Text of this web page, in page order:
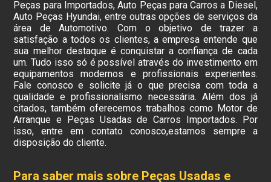
Peças para Importados, Auto Peças para Carros a Diesel,
Auto Peças Hyundai, entre outras opções de serviços da
área de Automotivo. Com o objetivo de trazer a
satisfação a todos os clientes, a empresa entende que
sua melhor destaque é conquistar a confiança de cada
um. Tudo isso só é possível através do investimento em
equipamentos modernos e profissionais experientes.
Fale conosco e solicite já o que precisa com toda a
qualidade e profissionalismo necessária. Além dos já
citados, também oferecemos trabalhos como Motor de
Arranque e Peças Usadas de Carros Importados. Por
isso, entre em contato conosco,estamos sempre a
disposição do cliente.
Para saber mais sobre Peças Usadas e